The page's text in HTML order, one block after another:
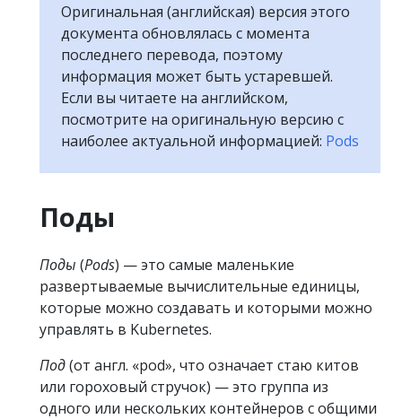
Оригинальная (английская) версия этого
документа обновлялась с момента
последнего перевода, поэтому
информация может быть устаревшей.
Если вы читаете на английском,
посмотрите на оригинальную версию с
наиболее актуальной информацией: Pods
Поды
Поды (Pods) — это самые маленькие
развертываемые вычислительные единицы,
которые можно создавать и которыми можно
управлять в Kubernetes.
Под(от англ. «pod», что означает стаю китов
или гороховый стручок) — это группа из
одного или нескольких контейнеров с общими